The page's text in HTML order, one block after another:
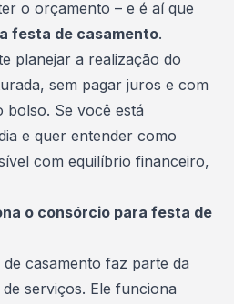
o orçamento – e é aí que
festa de casamento.
planejar a realização do
sem pagar juros e com
bolso. Se você está
e quer entender como
com equilíbrio financeiro,
o consórcio para festa de
de casamento faz parte da
serviços. Ele funciona